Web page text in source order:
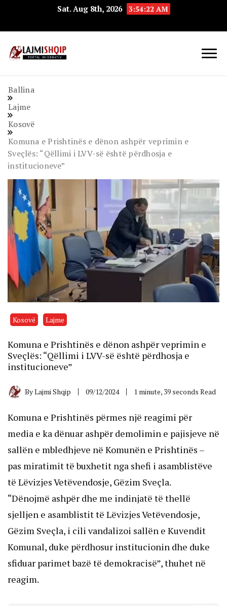
Sat. Aug 8th, 2026 3:54:22 AM
Ballina
Lajme
Kosovë
Komuna e Prishtinës e dënon ashpër veprimin e
Sveçlës: “Qëllimi i LVV-së është përdhosja e
institucioneve”
Kosovë Lajme
Komuna e Prishtinës e dënon ashpër veprimin e
Sveçlës: “Qëllimi i LVV-së është përdhosja e
institucioneve”
ByLajmi Shqip 09/12/2024 1 minute, 39 seconds Read
Komuna e Prishtinës përmes një reagimi për
media e ka dënuar ashpër demolimin e pajisjeve në
sallën e mbledhjeve në Komunën e Prishtinës –
pas miratimit të buxhetit nga shefi i asamblistëve
të Lëvizjes Vetëvendosje, Gëzim Sveçla.
“Dënojmë ashpër dhe me indinjatë të thellë
sjelljen e asamblistit të Lëvizjes Vetëvendosje,
Gëzim Sveçla, i cili vandalizoi sallën e Kuvendit
Komunal, duke përdhosur institucionin dhe duke
sfiduar parimet bazë të demokracisë”, thuhet në
reagim.